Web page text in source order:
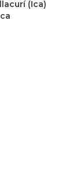
(Ica)